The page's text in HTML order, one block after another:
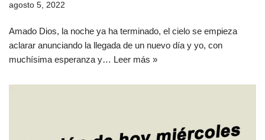
agosto 5, 2022
Amado Dios, la noche ya ha terminado, el cielo se empieza
aclarar anunciando la llegada de un nuevo día y yo, con
muchísima esperanza y… Leer más »